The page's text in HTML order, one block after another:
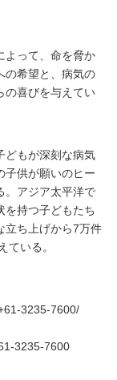
よって、命を脅か
の希望と、病気の
の喜びを与えてい
どもが深刻な病気
子供が願いのヒー
。アジア太平洋で
を持つ子どもたち
立ち上げから7万件
ている。
3235-7600/
3235-7600